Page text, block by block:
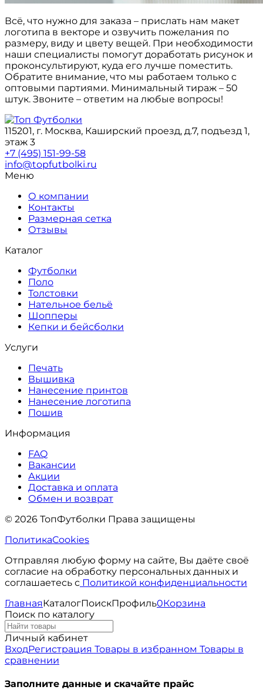
Всё, что нужно для заказа – прислать нам макет
логотипа в векторе и озвучить пожелания по
размеру, виду и цвету вещей. При необходимости
наши специалисты помогут доработать рисунок и
проконсультируют, куда его лучше поместить.
Обратите внимание, что мы работаем только с
оптовыми партиями. Минимальный тираж – 50
штук. Звоните – ответим на любые вопросы!
115201, г. Москва, Каширский проезд, д.7, подъезд 1,
этаж 3
+7 (495) 151-99-58
info@topfutbolki.ru
Меню
О компании
Контакты
Размерная сетка
Отзывы
Каталог
Футболки
Поло
Толстовки
Нательное бельё
Шопперы
Кепки и бейсболки
Услуги
Печать
Вышивка
Нанесение принтов
Нанесение логотипа
Пошив
Информация
FAQ
Вакансии
Акции
Доставка и оплата
Обмен и возврат
© 2026 ТопФутболки Права защищены
ПолитикаCookies
Отправляя любую форму на сайте, Вы даёте своё
согласие на обработку персональных данных и
соглашаетесь с Политикой конфиденциальности
ГлавнаяКаталогПоискПрофиль0Корзина
Поиск по каталогу
Личный кабинет
ВходРегистрация Товары в избранном Товары в
сравнении
Заполните данные и скачайте прайс